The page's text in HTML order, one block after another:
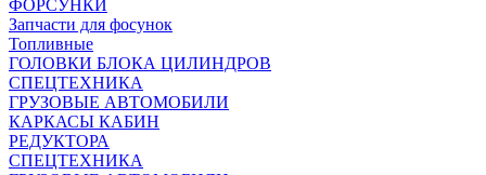
ФОРСУНКИ
Запчасти для фосунок
Топливные
ГОЛОВКИ БЛОКА ЦИЛИНДРОВ
СПЕЦТЕХНИКА
ГРУЗОВЫЕ АВТОМОБИЛИ
КАРКАСЫ КАБИН
РЕДУКТОРА
СПЕЦТЕХНИКА